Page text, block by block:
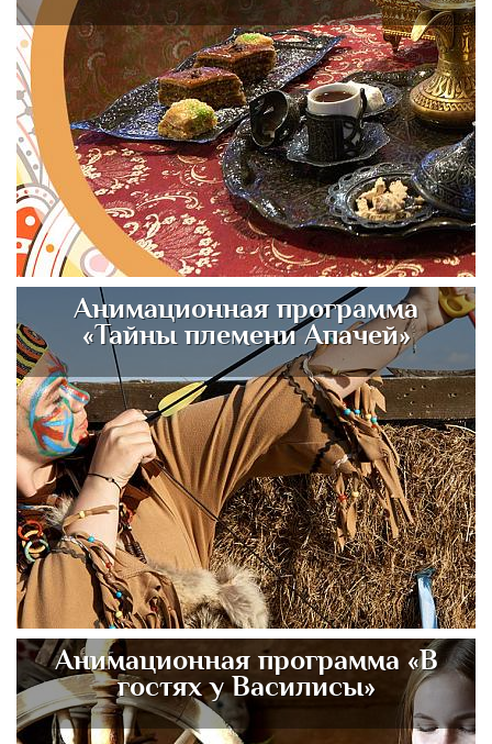
Анимационная программа
«Тайны племени Апачей»
Анимационная программа «В
гостях у Василисы»